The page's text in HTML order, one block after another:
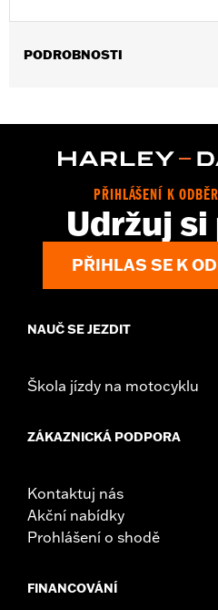
PODROBNOSTI
WARRANTY:90 day limited
Imported.
PŘIHLÁŠENÍ K
Udržuj
PŘIHLAS SE K
NAUČ SE JEZDIT
Škola jízdy na motocyklu
ZÁKAZNICKÁ PODPORA
Kontaktuj nás
Akční nabídky
Prohlášení o shodě
FINANCOVÁNÍ